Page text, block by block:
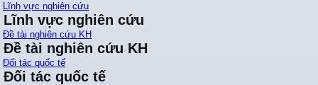
Lĩnh vực nghiên cứu
Lĩnh vực nghiên cứu
Đề tài nghiên cứu KH
Đề tài nghiên cứu KH
Đối tác quốc tế
Đối tác quốc tế